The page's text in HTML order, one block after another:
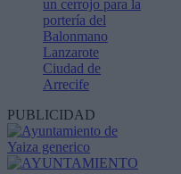
un cerrojo para la
portería del
Balonmano
Lanzarote
Ciudad de
Arrecife
PUBLICIDAD